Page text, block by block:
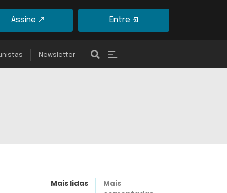
Assine Entre
Newsletter
Mais lidas
Mais